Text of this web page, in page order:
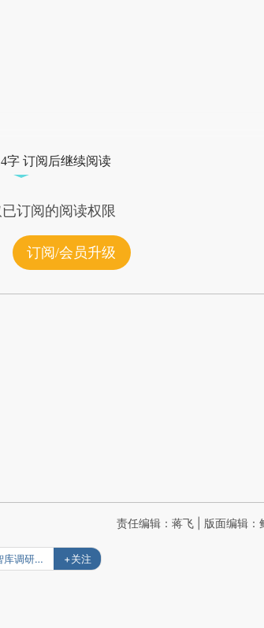
字 订阅后继续阅读
订阅的阅读权限
订阅/会员升级
责任编辑：蒋飞 | 版面编辑：
#财新智库调研报告 +关注